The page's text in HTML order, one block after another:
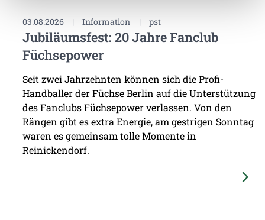
03.08.2026 | Information | pst
Jubiläumsfest: 20 Jahre Fanclub
Füchsepower
Seit zwei Jahrzehnten können sich die Profi-
Handballer der Füchse Berlin auf die Unterstützung
des Fanclubs Füchsepower verlassen. Von den
Rängen gibt es extra Energie, am gestrigen Sonntag
waren es gemeinsam tolle Momente in
Reinickendorf.